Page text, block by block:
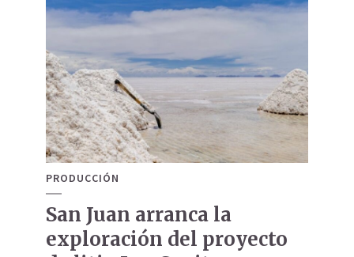
PRODUCCIÓN
San Juan arranca la
exploración del proyecto